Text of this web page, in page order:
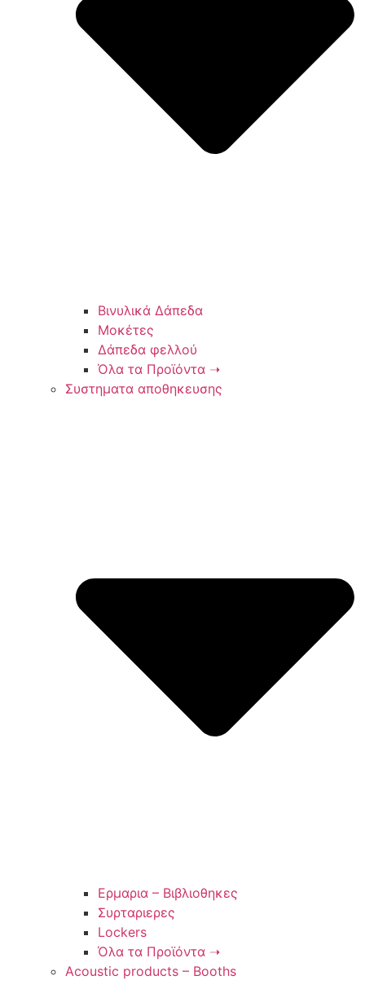
Βινυλικά Δάπεδα
Μοκέτες
Δάπεδα φελλού
Όλα τα Προϊόντα ➝
Συστηματα αποθηκευσης
Ερμαρια – Βιβλιοθηκες
Συρταριερες
Lockers
Όλα τα Προϊόντα ➝
Acoustic products – Booths